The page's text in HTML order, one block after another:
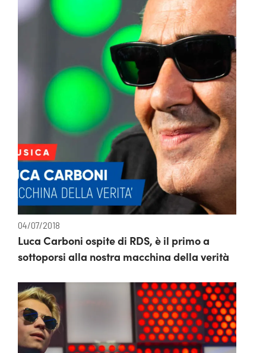
04/07/2018
Luca Carboni ospite di RDS, è il primo a
sottoporsi alla nostra macchina della verità